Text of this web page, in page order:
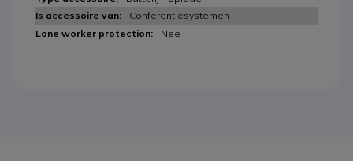
Conferentiesystemen
Nee